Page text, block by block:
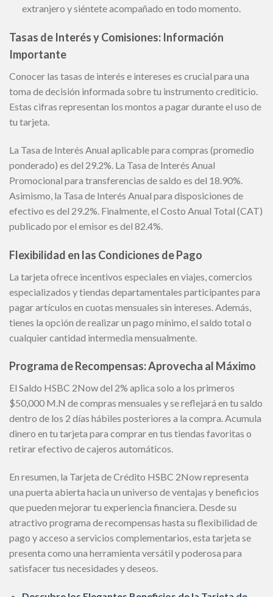
extranjero y siéntete acompañado en todo momento.
Tasas de Interés y Comisiones: Información
Importante
Conocer las tasas de interés e intereses es crucial para una
toma de decisión informada sobre tu instrumento crediticio.
Estas cifras representan los montos a pagar durante el uso de
tu tarjeta.
La Tasa de Interés Anual aplicable para compras (promedio
ponderado) es del 29.2%. La Tasa de Interés Anual
Promocional para transferencias de saldo es del 18.90%.
Asimismo, la Tasa de Interés Anual para disposiciones de
efectivo es del 29.2%. Finalmente, el Costo Anual Total (CAT)
publicado por el emisor es del 82.4%.
Flexibilidad en las Condiciones de Pago
La tarjeta ofrece incentivos especiales en viajes, comercios
especializados y tiendas departamentales participantes para
pagar artículos en cuotas mensuales sin intereses. Además,
tienes la opción de realizar un pago mínimo, el saldo total o
cualquier cantidad intermedia mensualmente.
Programa de Recompensas: Aprovecha al Máximo
El Saldo HSBC 2Now del 2% aplica solo a los primeros
$50,000 M.N de compras mensuales y se reflejará en tu saldo
dentro de los 2 días hábiles posteriores a la compra. Acumula
dinero en tu tarjeta para comprar en tus tiendas favoritas o
retirar efectivo de cajeros automáticos.
En resumen, la Tarjeta de Crédito HSBC 2Now representa
una puerta abierta hacia un universo de ventajas y beneficios
que pueden mejorar tu experiencia financiera. Desde su
atractivo programa de recompensas hasta su flexibilidad de
pago y acceso a servicios complementarios, esta tarjeta se
presenta como una herramienta versátil y poderosa para
satisfacer tus necesidades y deseos.